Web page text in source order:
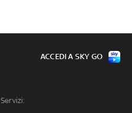
Servizi:
ACCEDI A SKY GO